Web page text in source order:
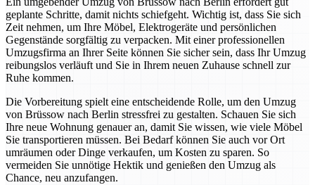
geplante Schritte, damit nichts schiefgeht. Wichtig ist, dass Sie sich
Zeit nehmen, um Ihre Möbel, Elektrogeräte und persönlichen
Gegenstände sorgfältig zu verpacken. Mit einer professionellen
Umzugsfirma an Ihrer Seite können Sie sicher sein, dass Ihr Umzug
reibungslos verläuft und Sie in Ihrem neuen Zuhause schnell zur
Ruhe kommen.
Die Vorbereitung spielt eine entscheidende Rolle, um den Umzug
von Brüssow nach Berlin stressfrei zu gestalten. Schauen Sie sich
Ihre neue Wohnung genauer an, damit Sie wissen, wie viele Möbel
Sie transportieren müssen. Bei Bedarf können Sie auch vor Ort
umräumen oder Dinge verkaufen, um Kosten zu sparen. So
vermeiden Sie unnötige Hektik und genießen den Umzug als
Chance, neu anzufangen.